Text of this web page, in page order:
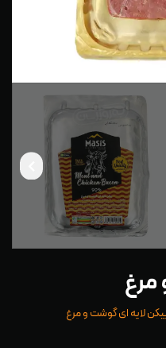
مرغ
لایه ای گوشت و مرغ